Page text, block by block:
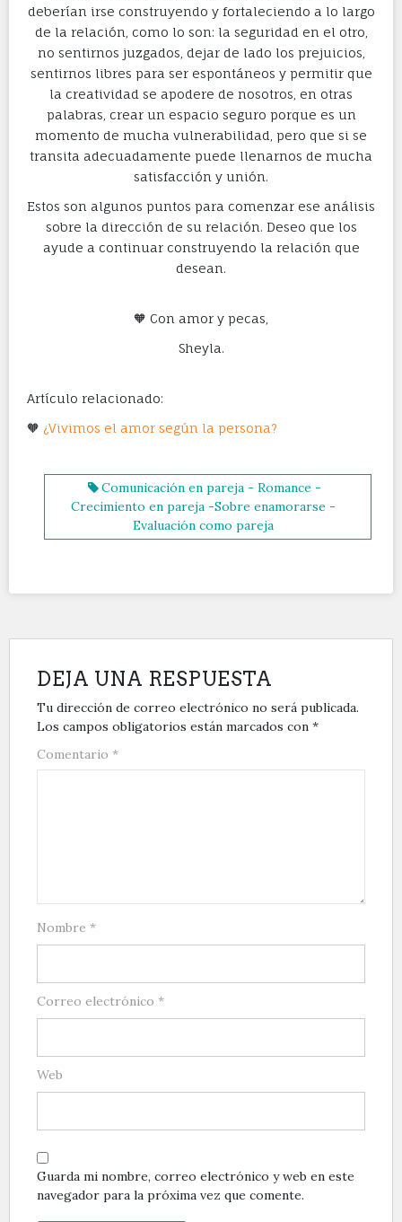
deberían irse construyendo y fortaleciendo a lo largo
de la relación, como lo son: la seguridad en el otro,
no sentirnos juzgados, dejar de lado los prejuicios,
sentirnos libres para ser espontáneos y permitir que
la creatividad se apodere de nosotros, en otras
palabras, crear un espacio seguro porque es un
momento de mucha vulnerabilidad, pero que si se
transita adecuadamente puede llenarnos de mucha
satisfacción y unión.
Estos son algunos puntos para comenzar ese análisis
sobre la dirección de su relación. Deseo que los
ayude a continuar construyendo la relación que
desean.
🧡 Con amor y pecas,
Sheyla.
Artículo relacionado:
🧡 ¿Vivimos el amor según la persona?
Comunicación en pareja - Romance -
Crecimiento en pareja -Sobre enamorarse -
Evaluación como pareja
DEJA UNA RESPUESTA
Tu dirección de correo electrónico no será publicada.
Los campos obligatorios están marcados con *
Comentario *
Nombre *
Correo electrónico *
Web
Guarda mi nombre, correo electrónico y web en este
navegador para la próxima vez que comente.